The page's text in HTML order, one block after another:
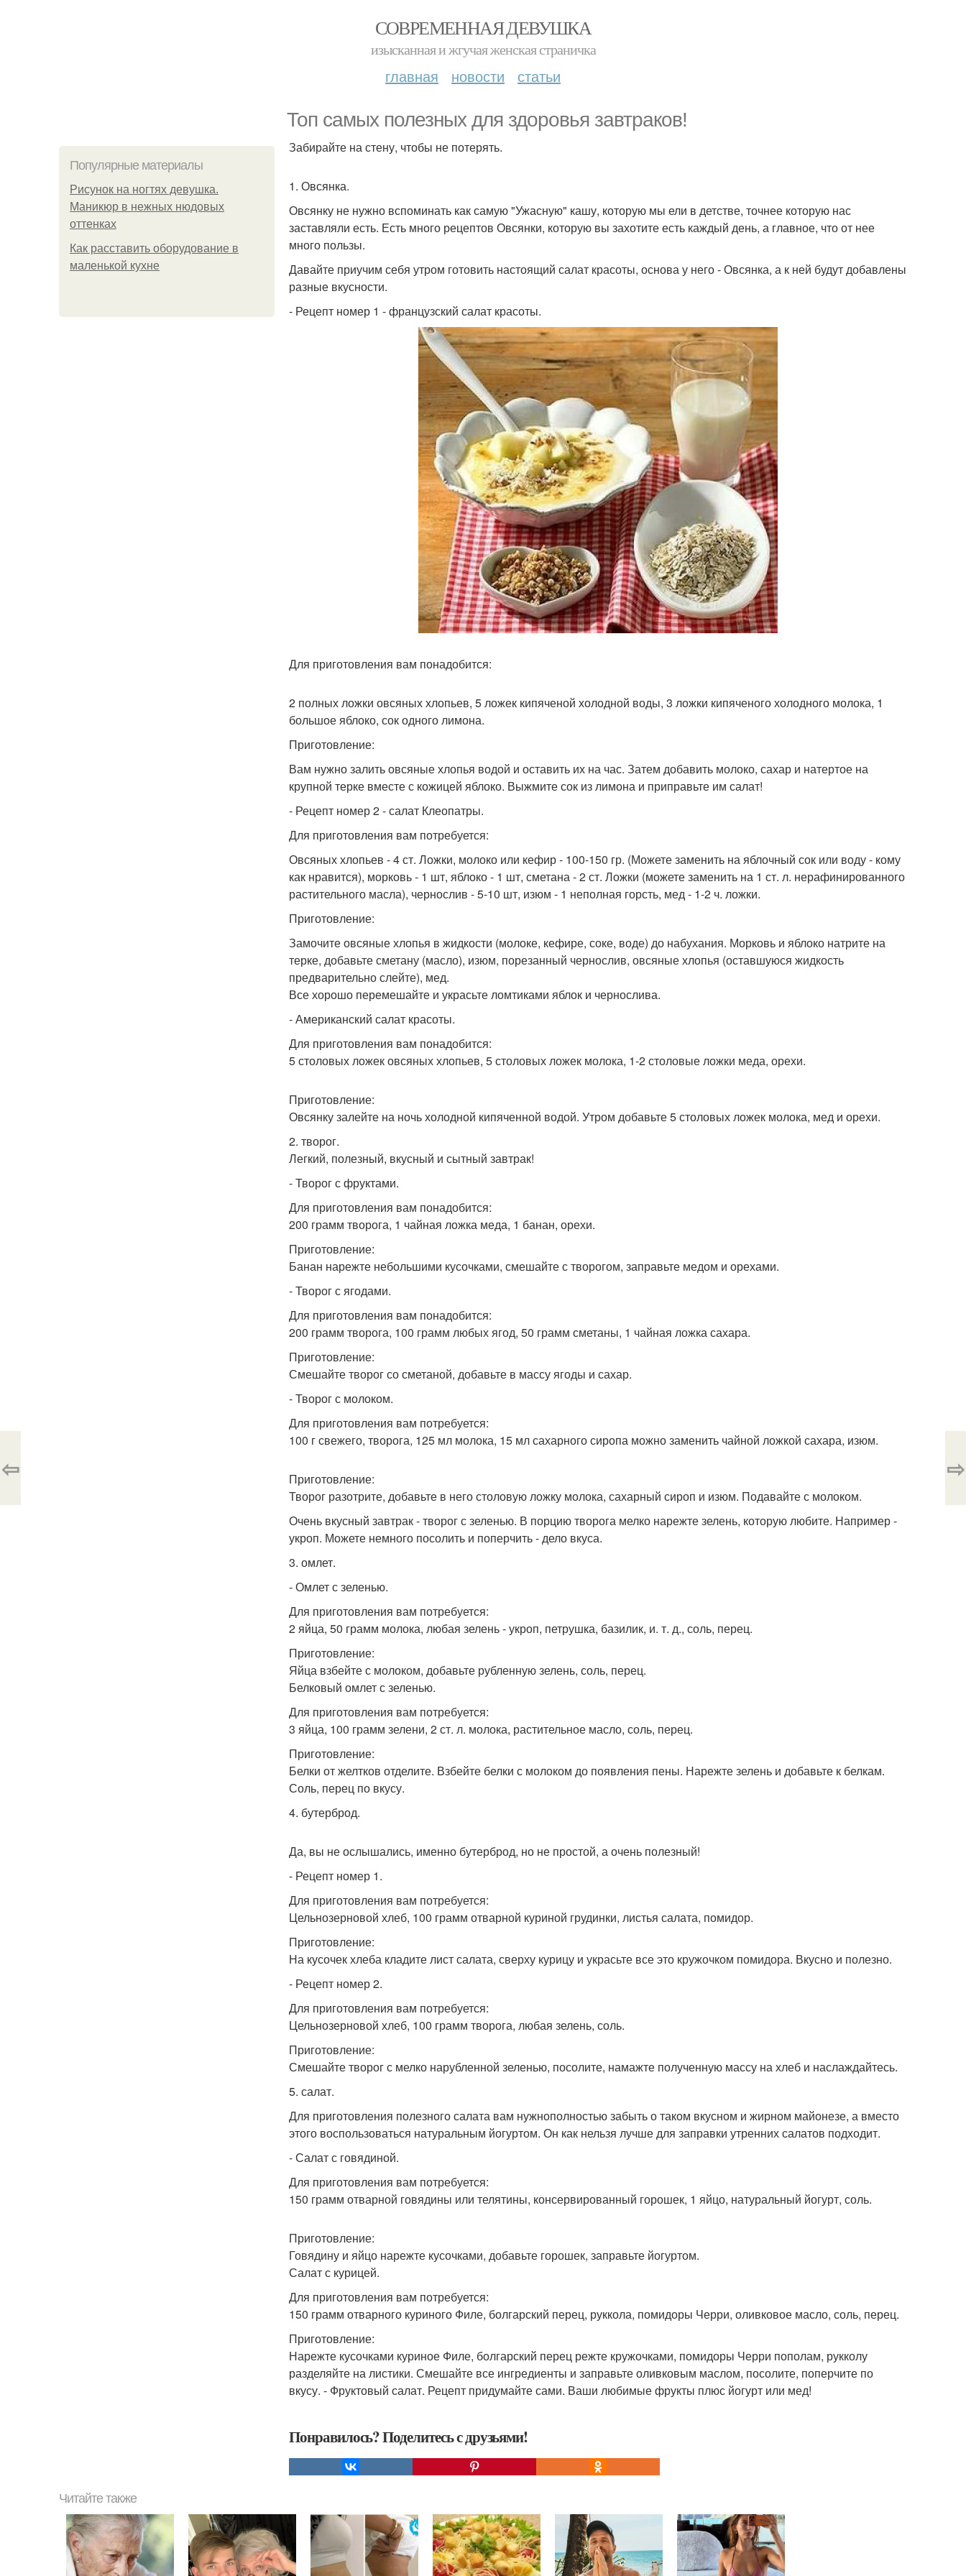
СОВРЕМЕННАЯ ДЕВУШКА
изысканная и жгучая женская страничка
главная новости статьи
Топ самых полезных для здоровья завтраков!
Популярные материалы
Рисунок на ногтях девушка.
Маникюр в нежных нюдовых
оттенках
Как расставить оборудование в
маленькой кухне
Забирайте на стену, чтобы не потерять.
1. Овсянка.
Овсянку не нужно вспоминать как самую "Ужасную" кашу, которую мы ели в детстве, точнее которую нас
заставляли есть. Есть много рецептов Овсянки, которую вы захотите есть каждый день, а главное, что от нее
много пользы.
Давайте приучим себя утром готовить настоящий салат красоты, основа у него - Овсянка, а к ней будут добавлены
разные вкусности.
- Рецепт номер 1 - французский салат красоты.
Для приготовления вам понадобится:
2 полных ложки овсяных хлопьев, 5 ложек кипяченой холодной воды, 3 ложки кипяченого холодного молока, 1
большое яблоко, сок одного лимона.
Приготовление:
Вам нужно залить овсяные хлопья водой и оставить их на час. Затем добавить молоко, сахар и натертое на
крупной терке вместе с кожицей яблоко. Выжмите сок из лимона и приправьте им салат!
- Рецепт номер 2 - салат Клеопатры.
Для приготовления вам потребуется:
Овсяных хлопьев - 4 ст. Ложки, молоко или кефир - 100-150 гр. (Можете заменить на яблочный сок или воду - кому
как нравится), морковь - 1 шт, яблоко - 1 шт, сметана - 2 ст. Ложки (можете заменить на 1 ст. л. нерафинированного
растительного масла), чернослив - 5-10 шт, изюм - 1 неполная горсть, мед - 1-2 ч. ложки.
Приготовление:
Замочите овсяные хлопья в жидкости (молоке, кефире, соке, воде) до набухания. Морковь и яблоко натрите на
терке, добавьте сметану (масло), изюм, порезанный чернослив, овсяные хлопья (оставшуюся жидкость
предварительно слейте), мед.
Все хорошо перемешайте и украсьте ломтиками яблок и чернослива.
- Американский салат красоты.
Для приготовления вам понадобится:
5 столовых ложек овсяных хлопьев, 5 столовых ложек молока, 1-2 столовые ложки меда, орехи.
Приготовление:
Овсянку залейте на ночь холодной кипяченной водой. Утром добавьте 5 столовых ложек молока, мед и орехи.
2. творог.
Легкий, полезный, вкусный и сытный завтрак!
- Творог с фруктами.
Для приготовления вам понадобится:
200 грамм творога, 1 чайная ложка меда, 1 банан, орехи.
Приготовление:
Банан нарежте небольшими кусочками, смешайте с творогом, заправьте медом и орехами.
- Творог с ягодами.
Для приготовления вам понадобится:
200 грамм творога, 100 грамм любых ягод, 50 грамм сметаны, 1 чайная ложка сахара.
Приготовление:
Смешайте творог со сметаной, добавьте в массу ягоды и сахар.
- Творог с молоком.
Для приготовления вам потребуется:
100 г свежего, творога, 125 мл молока, 15 мл сахарного сиропа можно заменить чайной ложкой сахара, изюм.
Приготовление:
Творог разотрите, добавьте в него столовую ложку молока, сахарный сироп и изюм. Подавайте с молоком.
Очень вкусный завтрак - творог с зеленью. В порцию творога мелко нарежте зелень, которую любите. Например -
укроп. Можете немного посолить и поперчить - дело вкуса.
3. омлет.
- Омлет с зеленью.
Для приготовления вам потребуется:
2 яйца, 50 грамм молока, любая зелень - укроп, петрушка, базилик, и. т. д., соль, перец.
Приготовление:
Яйца взбейте с молоком, добавьте рубленную зелень, соль, перец.
Белковый омлет с зеленью.
Для приготовления вам потребуется:
3 яйца, 100 грамм зелени, 2 ст. л. молока, растительное масло, соль, перец.
Приготовление:
Белки от желтков отделите. Взбейте белки с молоком до появления пены. Нарежте зелень и добавьте к белкам.
Соль, перец по вкусу.
4. бутерброд.
Да, вы не ослышались, именно бутерброд, но не простой, а очень полезный!
- Рецепт номер 1.
Для приготовления вам потребуется:
Цельнозерновой хлеб, 100 грамм отварной куриной грудинки, листья салата, помидор.
Приготовление:
На кусочек хлеба кладите лист салата, сверху курицу и украсьте все это кружочком помидора. Вкусно и полезно.
- Рецепт номер 2.
Для приготовления вам потребуется:
Цельнозерновой хлеб, 100 грамм творога, любая зелень, соль.
Приготовление:
Смешайте творог с мелко нарубленной зеленью, посолите, намажте полученную массу на хлеб и наслаждайтесь.
5. салат.
Для приготовления полезного салата вам нужнополностью забыть о таком вкусном и жирном майонезе, а вместо
этого воспользоваться натуральным йогуртом. Он как нельзя лучше для заправки утренних салатов подходит.
- Салат с говядиной.
Для приготовления вам потребуется:
150 грамм отварной говядины или телятины, консервированный горошек, 1 яйцо, натуральный йогурт, соль.
Приготовление:
Говядину и яйцо нарежте кусочками, добавьте горошек, заправьте йогуртом.
Салат с курицей.
Для приготовления вам потребуется:
150 грамм отварного куриного Филе, болгарский перец, руккола, помидоры Черри, оливковое масло, соль, перец.
Приготовление:
Нарежте кусочками куриное Филе, болгарский перец режте кружочками, помидоры Черри пополам, рукколу
разделяйте на листики. Смешайте все ингредиенты и заправьте оливковым маслом, посолите, поперчите по
вкусу. - Фруктовый салат. Рецепт придумайте сами. Ваши любимые фрукты плюс йогурт или мед!
Понравилось? Поделитесь с друзьями!
⇦ ⇨
Читайте также